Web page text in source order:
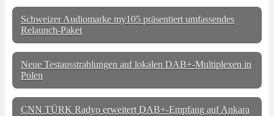
Schweizer Audiomarke my105 präsentiert umfassendes
Relaunch-Paket
Neue Testausstrahlungen auf lokalen DAB+-Multiplexen in
Polen
CNN TÜRK Radyo erweitert DAB+-Empfang auf Ankara